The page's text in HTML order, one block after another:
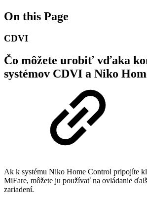
On this Page
CDVI
Čo môžete urobiť vďaka
systémov CDVI a Niko
Ak k systému Niko Home Control pripojíte
MiFare, môžete ju používať na ovládanie
zariadení.